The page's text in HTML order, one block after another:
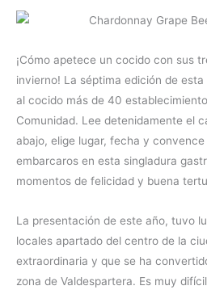
¡Cómo apetece un cocido con sus
invierno! La séptima edición de
al cocido más de 40
Comunidad. Lee detenidamente el
abajo, elige lugar, fecha y
embarcaros en esta singladura
momentos de felicidad y buena
La presentación de este año, tuvo
locales apartado del centro de la
extraordinaria y que se ha
zona de Valdespartera. Es muy